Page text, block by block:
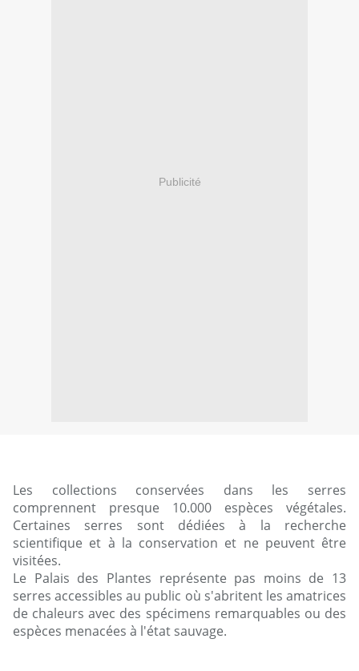
Publicité
Les collections conservées dans les serres
comprennent presque 10.000 espèces végétales.
Certaines serres sont dédiées à la recherche
scientifique et à la conservation et ne peuvent être
visitées.
Le Palais des Plantes représente pas moins de 13
serres accessibles au public où s'abritent les amatrices
de chaleurs avec des spécimens remarquables ou des
espèces menacées à l'état sauvage.